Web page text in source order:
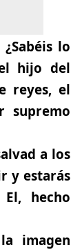
lo
hijo del
reyes, el
supremo
a los
y estarás
hecho
imagen